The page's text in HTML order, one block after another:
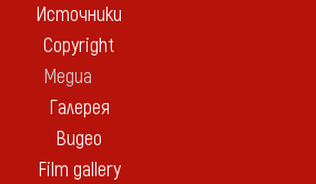
Источники
Copyright
Медиа
Галерея
Видео
Film gallery